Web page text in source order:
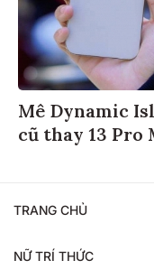
Mê Dynamic
cũ thay 13 Pro
TRANG CHỦ
NỮ TRÍ THỨC